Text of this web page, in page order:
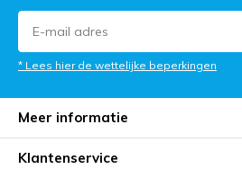
* Lees hier de wettelijke beperkingen
Meer informatie
Klantenservice